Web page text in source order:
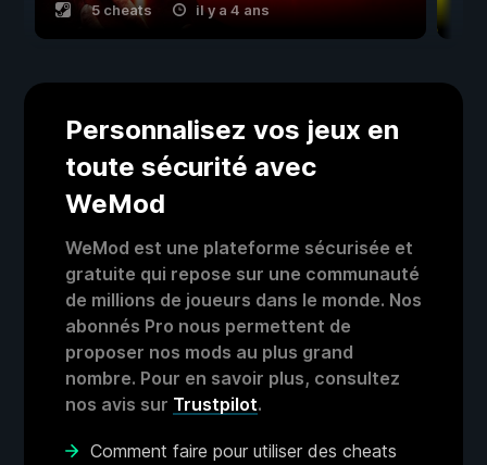
5 cheats il y a 4 ans
Personnalisez vos jeux en
toute sécurité avec
WeMod
WeMod est une plateforme sécurisée et
gratuite qui repose sur une communauté
de millions de joueurs dans le monde. Nos
abonnés Pro nous permettent de
proposer nos mods au plus grand
nombre. Pour en savoir plus, consultez
nos avis sur Trustpilot.
Comment faire pour utiliser des cheats